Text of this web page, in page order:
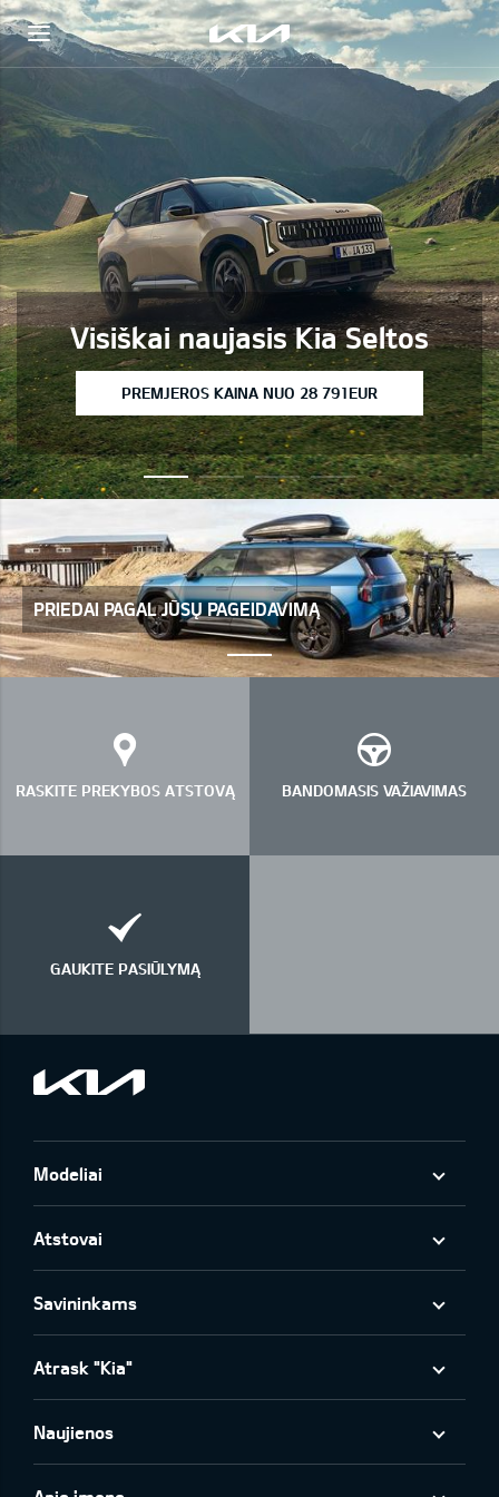
Visiškai naujasis Kia Seltos
PREMJEROS KAINA NUO 28 791EUR
PRIEDAI PAGAL JŪSŲ PAGEIDAVIMĄ
RASKITE PREKYBOS ATSTOVĄ BANDOMASIS VAŽIAVIMAS
GAUKITE PASIŪLYMĄ
Modeliai
Atstovai
Savininkams
Atrask "Kia"
Naujienos